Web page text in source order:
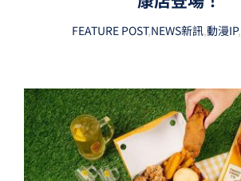
FEATURE POST,NEWS新訊,動漫IP,